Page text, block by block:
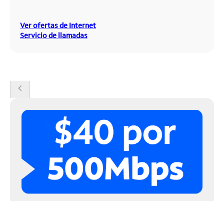
Ver ofertas de Internet
Servicio de llamadas
chevron_left